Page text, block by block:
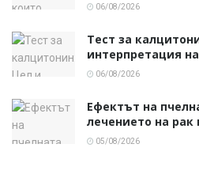
06/08/2026
Тест за
интерпретация
06/08/2026
Ефектът на
лечението на рак
05/08/2026